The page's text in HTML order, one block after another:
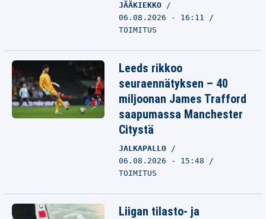
JÄÄKIEKKO
06.08.2026 - 16:11
TOIMITUS
Leeds rikkoo
seuraennätyksen – 40
miljoonan James Trafford
saapumassa Manchester
Citystä
JALKAPALLO
06.08.2026 - 15:48
TOIMITUS
Liigan tilasto- ja